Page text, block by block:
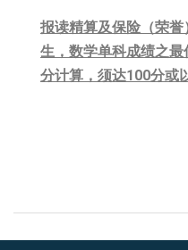
报读精算及保险（荣
生，数学单科成绩之
分计算，须达100分或